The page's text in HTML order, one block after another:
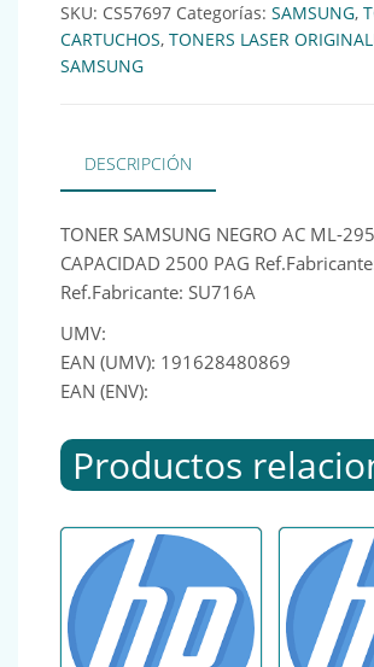
SKU: CS57697 Categorías: SAMSUNG,
CARTUCHOS, TONERS LASER
SAMSUNG
DESCRIPCIÓN
TONER SAMSUNG NEGRO AC ML-
CAPACIDAD 2500 PAG
Ref.Fabricante: SU716A
UMV:
EAN (UMV): 191628480869
EAN (ENV):
Productos